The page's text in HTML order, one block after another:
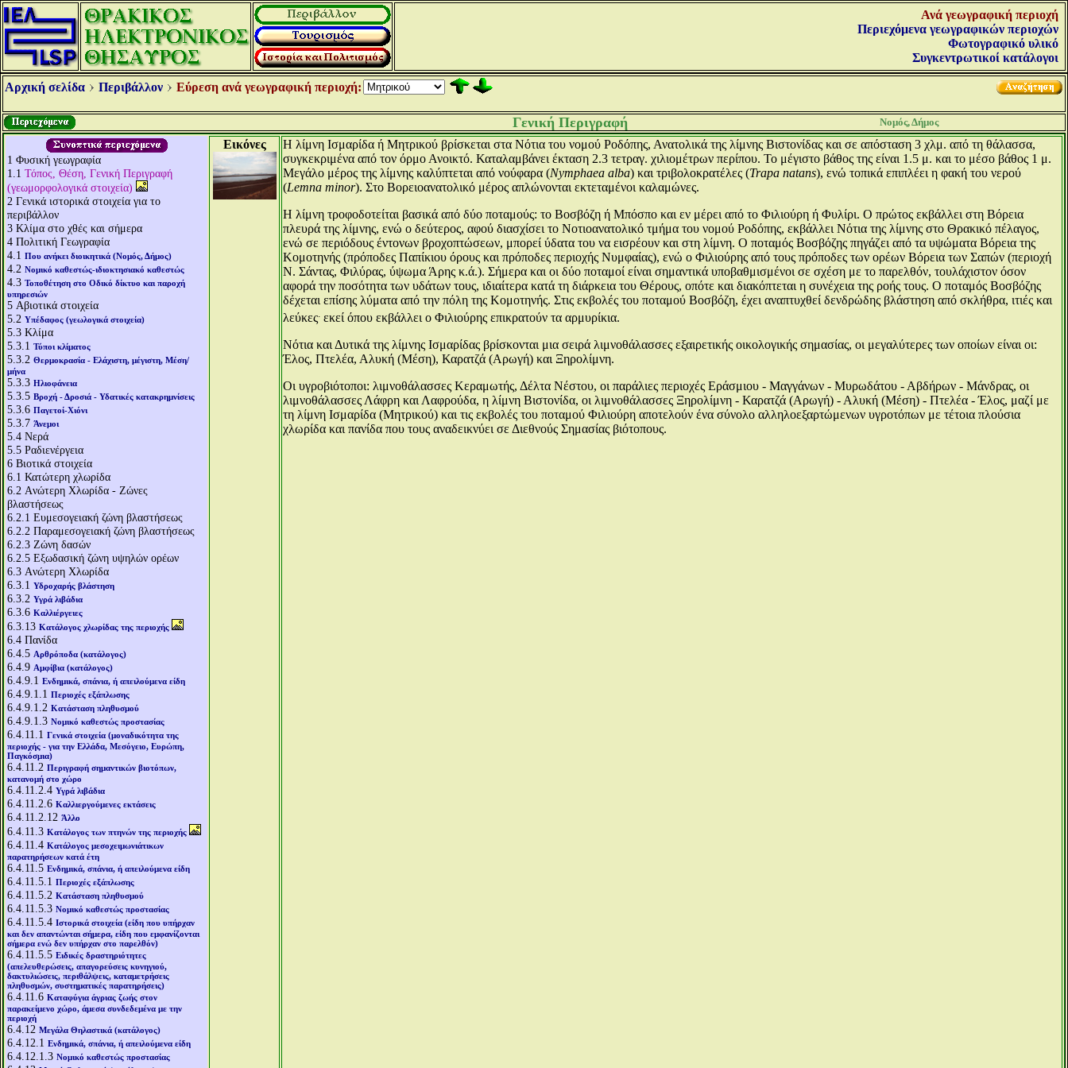
Ανά γεωγραφική περιοχή
Περιεχόμενα γεωγραφικών περιοχών
Φωτογραφικό υλικό
Συγκεντρωτικοί κατάλογοι
Αρχική σελίδα Περιβάλλον Εύρεση ανά γεωγραφική περιοχή:
Γενική Περιγραφή Νομός, Δήμος
1 Φυσική γεωγραφία
1.1 Τόπος, Θέση, Γενική Περιγραφή
(γεωμορφολογικά στοιχεία)
2 Γενικά ιστορικά στοιχεία για το
περιβάλλον
3 Κλίμα στο χθές και σήμερα
4 Πολιτική Γεωγραφία
4.1 Που ανήκει διοικητικά (Νομός, Δήμος)
4.2 Νομικό καθεστώς-ιδιοκτησιακό καθεστώς
4.3 Τοποθέτηση στο Οδικό δίκτυο και παροχή
υπηρεσιών
5 Αβιοτικά στοιχεία
5.2 Υπέδαφος (γεωλογικά στοιχεία)
5.3 Κλίμα
5.3.1 Τύποι κλίματος
5.3.2 Θερμοκρασία - Ελάχιστη, μέγιστη, Μέση/
μήνα
5.3.3 Ηλιοφάνεια
5.3.5 Βροχή - Δροσιά - Υδατικές κατακρημνίσεις
5.3.6 Παγετοί-Χιόνι
5.3.7 Άνεμοι
5.4 Νερά
5.5 Ραδιενέργεια
6 Βιοτικά στοιχεία
6.1 Κατώτερη χλωρίδα
6.2 Aνώτερη Χλωρίδα - Ζώνες
βλαστήσεως
6.2.1 Ευμεσογειακή ζώνη βλαστήσεως
6.2.2 Παραμεσογειακή ζώνη βλαστήσεως
6.2.3 Ζώνη δασών
6.2.5 Εξωδασική ζώνη υψηλών ορέων
6.3 Aνώτερη Χλωρίδα
6.3.1 Υδροχαρής βλάστηση
6.3.2 Υγρά λιβάδια
6.3.6 Καλλιέργειες
6.3.13 Κατάλογος χλωρίδας της περιοχής
6.4 Πανίδα
6.4.5 Αρθρόποδα (κατάλογος)
6.4.9 Αμφίβια (κατάλογος)
6.4.9.1 Ενδημικά, σπάνια, ή απειλούμενα είδη
6.4.9.1.1 Περιοχές εξάπλωσης
6.4.9.1.2 Κατάσταση πληθυσμού
6.4.9.1.3 Νομικό καθεστώς προστασίας
6.4.11.1 Γενικά στοιχεία (μοναδικότητα της
περιοχής - για την Ελλάδα, Μεσόγειο, Ευρώπη,
Παγκόσμια)
6.4.11.2 Περιγραφή σημαντικών βιοτόπων,
κατανομή στο χώρο
6.4.11.2.4 Υγρά λιβάδια
6.4.11.2.6 Καλλιεργούμενες εκτάσεις
6.4.11.2.12 Άλλο
6.4.11.3 Κατάλογος των πτηνών της περιοχής
6.4.11.4 Κατάλογος μεσοχειμωνιάτικων
παρατηρήσεων κατά έτη
6.4.11.5 Ενδημικά, σπάνια, ή απειλούμενα είδη
6.4.11.5.1 Περιοχές εξάπλωσης
6.4.11.5.2 Κατάσταση πληθυσμού
6.4.11.5.3 Νομικό καθεστώς προστασίας
6.4.11.5.4 Ιστορικά στοιχεία (είδη που υπήρχαν
και δεν απαντώνται σήμερα, είδη που εμφανίζονται
σήμερα ενώ δεν υπήρχαν στο παρελθόν)
6.4.11.5.5 Ειδικές δραστηριότητες
(απελευθερώσεις, απαγορεύσεις κυνηγιού,
δακτυλιώσεις, περιθάλψεις, καταμετρήσεις
πληθυσμών, συστηματικές παρατηρήσεις)
6.4.11.6 Καταφύγια άγριας ζωής στον
παρακείμενο χώρο, άμεσα συνδεδεμένα με την
περιοχή
6.4.12 Μεγάλα Θηλαστικά (κατάλογος)
6.4.12.1 Ενδημικά, σπάνια, ή απειλούμενα είδη
6.4.12.1.3 Νομικό καθεστώς προστασίας
Εικόνες
Η λίμνη Ισμαρίδα ή Μητρικού βρίσκεται στα Νότια του νομού Ροδόπης, Ανατολικά της λίμνης Βιστονίδας και σε απόσταση 3 χλμ. από τη θάλασσα,
συγκεκριμένα από τον όρμο Ανοικτό. Καταλαμβάνει έκταση 2.3 τετραγ. χιλιομέτρων περίπου. Το μέγιστο βάθος της είναι 1.5 μ. και το μέσο βάθος 1 μ.
Μεγάλο μέρος της λίμνης καλύπτεται από νούφαρα (Nymphaea alba) και τριβολοκρατέλες (Trapa natans), ενώ τοπικά επιπλέει η φακή του νερού
(Lemna minor). Στο Βορειοανατολικό μέρος απλώνονται εκτεταμένοι καλαμώνες.
Η λίμνη τροφοδοτείται βασικά από δύο ποταμούς: το Βοσβόζη ή Μπόσπο και εν μέρει από το Φιλιούρη ή Φυλίρι. Ο πρώτος εκβάλλει στη Βόρεια
πλευρά της λίμνης, ενώ ο δεύτερος, αφού διασχίσει το Νοτιοανατολικό τμήμα του νομού Ροδόπης, εκβάλλει Νότια της λίμνης στο Θρακικό πέλαγος,
ενώ σε περιόδους έντονων βροχοπτώσεων, μπορεί ύδατα του να εισρέουν και στη λίμνη. Ο ποταμός Βοσβόζης πηγάζει από τα υψώματα Βόρεια της
Κομοτηνής (πρόποδες Παπίκιου όρους και πρόποδες περιοχής Νυμφαίας), ενώ ο Φιλιούρης από τους πρόποδες των ορέων Βόρεια των Σαπών (περιοχή
Ν. Σάντας, Φιλύρας, ύψωμα Άρης κ.ά.). Σήμερα και οι δύο ποταμοί είναι σημαντικά υποβαθμισμένοι σε σχέση με το παρελθόν, τουλάχιστον όσον
αφορά την ποσότητα των υδάτων τους, ιδιαίτερα κατά τη διάρκεια του Θέρους, οπότε και διακόπτεται η συνέχεια της ροής τους. Ο ποταμός Βοσβόζης
δέχεται επίσης λύματα από την πόλη της Κομοτηνής. Στις εκβολές του ποταμού Βοσβόζη, έχει αναπτυχθεί δενδρώδης βλάστηση από σκλήθρα, ιτιές και
λεύκες. εκεί όπου εκβάλλει ο Φιλιούρης επικρατούν τα αρμυρίκια.
Νότια και Δυτικά της λίμνης Ισμαρίδας βρίσκονται μια σειρά λιμνοθάλασσες εξαιρετικής οικολογικής σημασίας, οι μεγαλύτερες των οποίων είναι οι:
Έλος, Πτελέα, Αλυκή (Μέση), Καρατζά (Αρωγή) και Ξηρολίμνη.
Οι υγροβιότοποι: λιμνοθάλασσες Κεραμωτής, Δέλτα Νέστου, οι παράλιες περιοχές Εράσμιου - Μαγγάνων - Μυρωδάτου - Αβδήρων - Μάνδρας, οι
λιμνοθάλασσες Λάφρη και Λαφρούδα, η λίμνη Βιστονίδα, οι λιμνοθάλασσες Ξηρολίμνη - Καρατζά (Αρωγή) - Αλυκή (Μέση) - Πτελέα - Έλος, μαζί με
τη λίμνη Ισμαρίδα (Μητρικού) και τις εκβολές του ποταμού Φιλιούρη αποτελούν ένα σύνολο αλληλοεξαρτώμενων υγροτόπων με τέτοια πλούσια
χλωρίδα και πανίδα που τους αναδεικνύει σε Διεθνούς Σημασίας βιότοπους.